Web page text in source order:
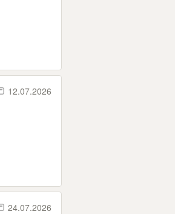
12.07.2026
24.07.2026